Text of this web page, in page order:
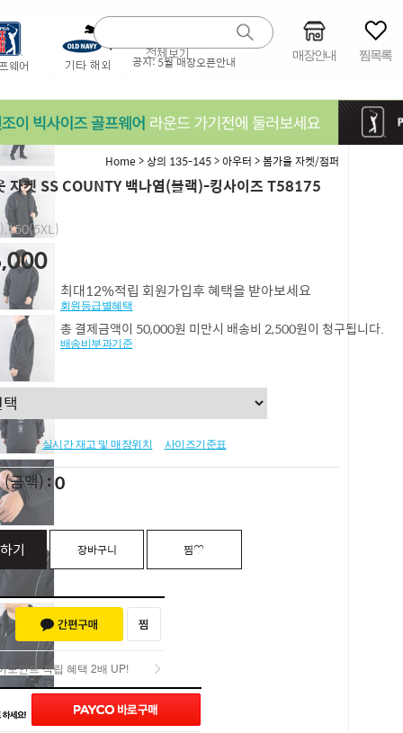
공지:5월 매장오픈안내 매장안내 찜목록
Home>상의 135-145>아우터 >봄가을 자켓/점퍼
자켓 SS COUNTY 백나염(블랙)-킹사이즈 T58175
최대12%적립 회원가입후 혜택을 받아보세요
회원등급별혜택
총 결제금액이 50,000원 미만시 배송비 2,500원이 청구됩니다.
배송비부과기준
실시간 재고 및 매장위치 사이즈기준표
(금액) 0
기 장바구니 찜♡
포인트 적립 혜택 2배 UP!
포인트 적립 혜택 2배 UP!